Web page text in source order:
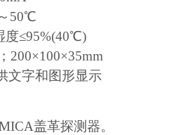
50℃
度≤95%(40℃)
200×100×35mm
文字和图形显示
盖革探测器。